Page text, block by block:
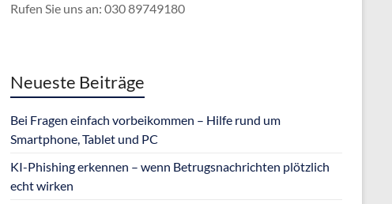
Rufen Sie uns an: 030 89749180
Neueste Beiträge
Bei Fragen einfach vorbeikommen – Hilfe rund um
Smartphone, Tablet und PC
KI-Phishing erkennen – wenn Betrugsnachrichten plötzlich
echt wirken